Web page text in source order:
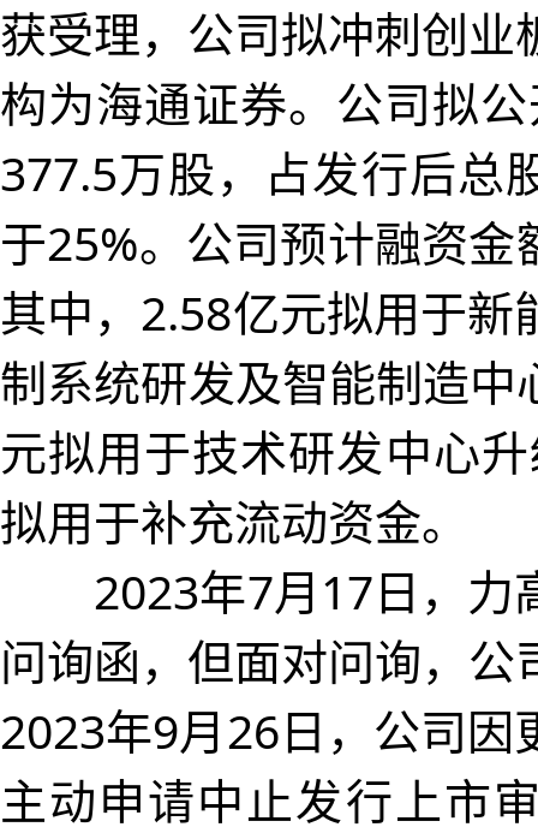
获受理，公司拟冲刺创业
构为海通证券。公司拟
377.5万股，占发行后总
于25%。公司预计融资金
其中，2.58亿元拟用于新
制系统研发及智能制造中
元拟用于技术研发中心
拟用于补充流动资金。
2023年7月17日，力
问询函，但面对问询，公
2023年9月26日，公司因
主动申请中止发行上市